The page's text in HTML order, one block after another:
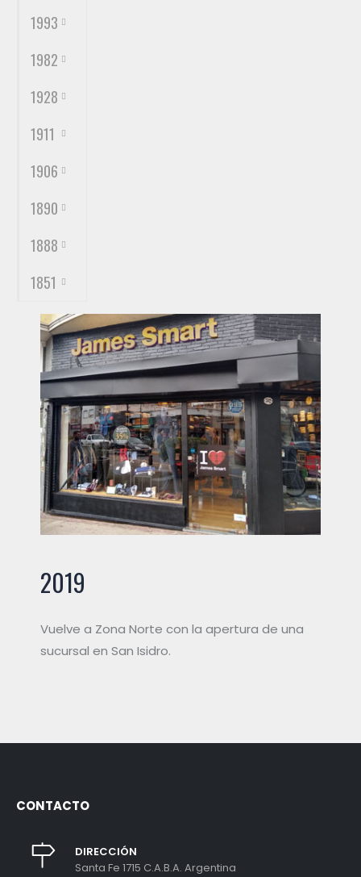
1993
1982
1928
1911
1906
1890
1888
1851
2019
Vuelve a Zona Norte con la apertura de una
sucursal en San Isidro.
CONTACTO
DIRECCIÓN
Santa Fe 1715 C.A.B.A. Argentina